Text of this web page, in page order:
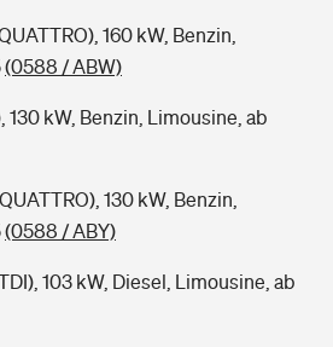
160 kW, Benzin,
(0588 / ABW)
130 kW, Benzin, Limousine, ab
130 kW, Benzin,
(0588 / ABY)
103 kW, Diesel, Limousine, ab